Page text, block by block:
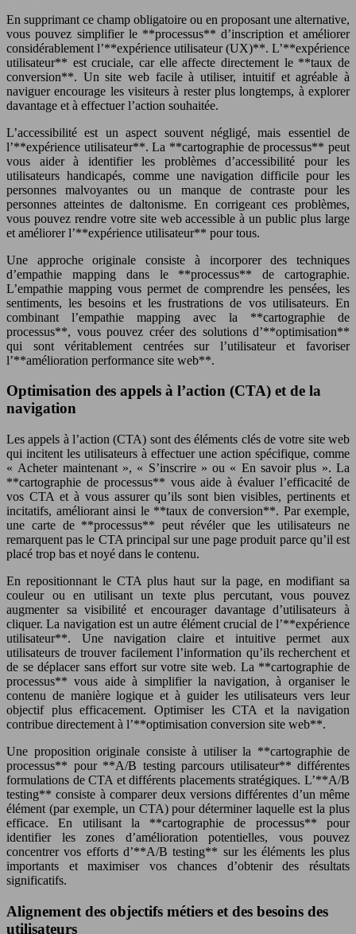
En supprimant ce champ obligatoire ou en proposant une alternative,
vous pouvez simplifier le **processus** d’inscription et améliorer
considérablement l’**expérience utilisateur (UX)**. L’**expérience
utilisateur** est cruciale, car elle affecte directement le **taux de
conversion**. Un site web facile à utiliser, intuitif et agréable à
naviguer encourage les visiteurs à rester plus longtemps, à explorer
davantage et à effectuer l’action souhaitée.
L’accessibilité est un aspect souvent négligé, mais essentiel de
l’**expérience utilisateur**. La **cartographie de processus** peut
vous aider à identifier les problèmes d’accessibilité pour les
utilisateurs handicapés, comme une navigation difficile pour les
personnes malvoyantes ou un manque de contraste pour les
personnes atteintes de daltonisme. En corrigeant ces problèmes,
vous pouvez rendre votre site web accessible à un public plus large
et améliorer l’**expérience utilisateur** pour tous.
Une approche originale consiste à incorporer des techniques
d’empathie mapping dans le **processus** de cartographie.
L’empathie mapping vous permet de comprendre les pensées, les
sentiments, les besoins et les frustrations de vos utilisateurs. En
combinant l’empathie mapping avec la **cartographie de
processus**, vous pouvez créer des solutions d’**optimisation**
qui sont véritablement centrées sur l’utilisateur et favoriser
l’**amélioration performance site web**.
Optimisation des appels à l’action (CTA) et de la
navigation
Les appels à l’action (CTA) sont des éléments clés de votre site web
qui incitent les utilisateurs à effectuer une action spécifique, comme
« Acheter maintenant », « S’inscrire » ou « En savoir plus ». La
**cartographie de processus** vous aide à évaluer l’efficacité de
vos CTA et à vous assurer qu’ils sont bien visibles, pertinents et
incitatifs, améliorant ainsi le **taux de conversion**. Par exemple,
une carte de **processus** peut révéler que les utilisateurs ne
remarquent pas le CTA principal sur une page produit parce qu’il est
placé trop bas et noyé dans le contenu.
En repositionnant le CTA plus haut sur la page, en modifiant sa
couleur ou en utilisant un texte plus percutant, vous pouvez
augmenter sa visibilité et encourager davantage d’utilisateurs à
cliquer. La navigation est un autre élément crucial de l’**expérience
utilisateur**. Une navigation claire et intuitive permet aux
utilisateurs de trouver facilement l’information qu’ils recherchent et
de se déplacer sans effort sur votre site web. La **cartographie de
processus** vous aide à simplifier la navigation, à organiser le
contenu de manière logique et à guider les utilisateurs vers leur
objectif plus efficacement. Optimiser les CTA et la navigation
contribue directement à l’**optimisation conversion site web**.
Une proposition originale consiste à utiliser la **cartographie de
processus** pour **A/B testing parcours utilisateur** différentes
formulations de CTA et différents placements stratégiques. L’**A/B
testing** consiste à comparer deux versions différentes d’un même
élément (par exemple, un CTA) pour déterminer laquelle est la plus
efficace. En utilisant la **cartographie de processus** pour
identifier les zones d’amélioration potentielles, vous pouvez
concentrer vos efforts d’**A/B testing** sur les éléments les plus
importants et maximiser vos chances d’obtenir des résultats
significatifs.
Alignement des objectifs métiers et des besoins des
utilisateurs